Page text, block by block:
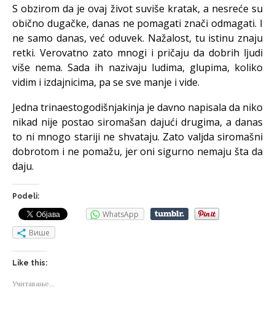
S obzirom da je ovaj život suviše kratak, a nesreće su
obično dugačke, danas ne pomagati znači odmagati. I
ne samo danas, već oduvek. Nažalost, tu istinu znaju
retki. Verovatno zato mnogi i pričaju da dobrih ljudi
više nema. Sada ih nazivaju ludima, glupima, koliko
vidim i izdajnicima, pa se sve manje i vide.
Jedna trinaestogodišnjakinja je davno napisala da niko
nikad nije postao siromašan dajući drugima, a danas
to ni mnogo stariji ne shvataju. Zato valjda siromašni
dobrotom i ne pomažu, jer oni sigurno nemaju šta da
daju.
Podeli:
WhatsApp
Више
Like this:
Учитавање...